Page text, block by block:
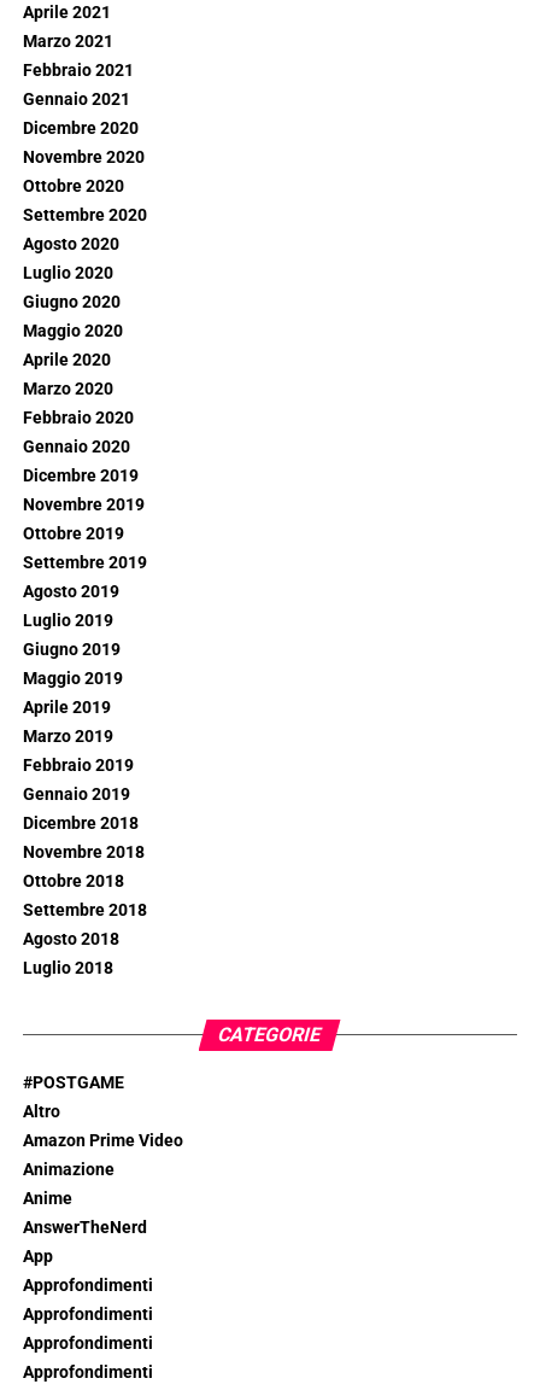
Aprile 2021
Marzo 2021
Febbraio 2021
Gennaio 2021
Dicembre 2020
Novembre 2020
Ottobre 2020
Settembre 2020
Agosto 2020
Luglio 2020
Giugno 2020
Maggio 2020
Aprile 2020
Marzo 2020
Febbraio 2020
Gennaio 2020
Dicembre 2019
Novembre 2019
Ottobre 2019
Settembre 2019
Agosto 2019
Luglio 2019
Giugno 2019
Maggio 2019
Aprile 2019
Marzo 2019
Febbraio 2019
Gennaio 2019
Dicembre 2018
Novembre 2018
Ottobre 2018
Settembre 2018
Agosto 2018
Luglio 2018
CATEGORIE
#POSTGAME
Altro
Amazon Prime Video
Animazione
Anime
AnswerTheNerd
App
Approfondimenti
Approfondimenti
Approfondimenti
Approfondimenti